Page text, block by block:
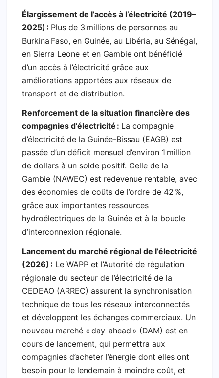
Élargissement de l’accès à l’électricité (2019–
2025) : Plus de 3 millions de personnes au
Burkina Faso, en Guinée, au Libéria, au Sénégal,
en Sierra Leone et en Gambie ont bénéficié
d’un accès à l’électricité grâce aux
améliorations apportées aux réseaux de
transport et de distribution.
​Renforcement de la situation financière des
compagnies d’électricité : La compagnie
d’électricité de la Guinée-Bissau (EAGB) est
passée d’un déficit mensuel d’environ 1 million
de dollars à un solde positif. Celle de la
Gambie (NAWEC) est redevenue rentable, avec
des économies de coûts de l’ordre de 42 %,
grâce aux importantes ressources
hydroélectriques de la Guinée et à la boucle
d’interconnexion régionale.
Lancement du marché régional de l’électricité
(2026) : Le WAPP et l’Autorité de régulation
régionale du secteur de l’électricité de la
CEDEAO (ARREC) assurent la synchronisation
technique de tous les réseaux interconnectés
et développent les échanges commerciaux. Un
nouveau marché « day-ahead » (DAM) est en
cours de lancement, qui permettra aux
compagnies d’acheter l’énergie dont elles ont
besoin pour le lendemain à moindre coût, et